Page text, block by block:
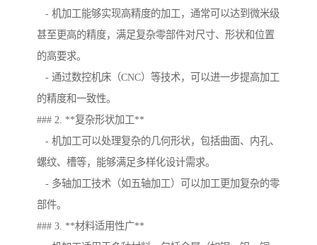
- 机加工能够实现高精度的加工，通常可以达到微米级
甚至更高的精度，满足复杂零部件对尺寸、形状和位置
的高要求。
- 通过数控机床（CNC）等技术，可以进一步提高加工
的精度和一致性。
### 2. **复杂形状加工**
- 机加工可以处理复杂的几何形状，包括曲面、内孔、
螺纹、槽等，能够满足多样化设计需求。
- 多轴加工技术（如五轴加工）可以加工更加复杂的零
部件。
### 3. **材料适用性广**